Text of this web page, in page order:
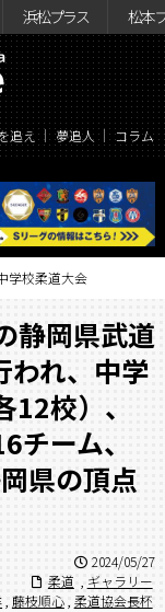
浜松プラス 松本
追え 夢追人 コラム
学校柔道大会
静岡県武道
われ、中学
校）、
ーム、
県の頂点
2024/05/27
柔道
ギャラリー
, 藤枝順心 , 柔道協会長杯